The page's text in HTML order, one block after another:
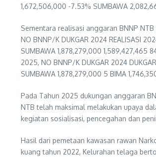
1,672,506,000 -7.53% SUMBAWA
Sementara realisasi anggaran BNNP
NO BNNP/K DUKGAR 2024 REALISASI
SUMBAWA 1,878,279,000 1,589,427,465
2025, NO BNNP/K DUKGAR 2024
SUMBAWA 1,878,279,000 5 BIMA
Pada Tahun 2025 dukungan anggaran
NTB telah maksimal melakukan upaya
kegiatan sosialisasi, pencegahan dan
Hasil dari pemetaan kawasan rawan
kuang tahun 2022, Kelurahan telaga